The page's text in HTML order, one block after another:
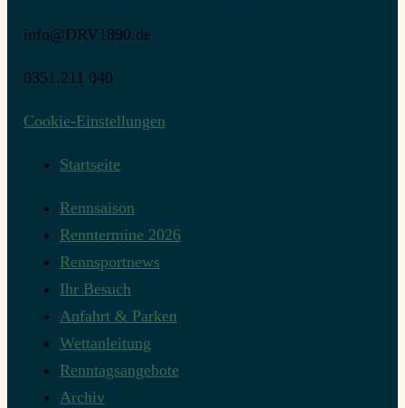
info@DRV1890.de
0351.211 040
Cookie-Einstellungen
Startseite
Rennsaison
Renntermine 2026
Rennsportnews
Ihr Besuch
Anfahrt & Parken
Wettanleitung
Renntagsangebote
Archiv